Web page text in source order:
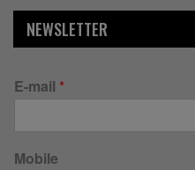
NEWSLETTER
E-mail *
Mobile